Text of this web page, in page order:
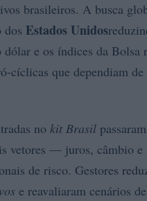
brasileiros. A busca
dos Estados Unidos
e os índices da Bolsa
cíclicas que dependiam
no kit Brasil
vetores — juros, câmbio
de risco. Gestores
e reavaliaram cenários